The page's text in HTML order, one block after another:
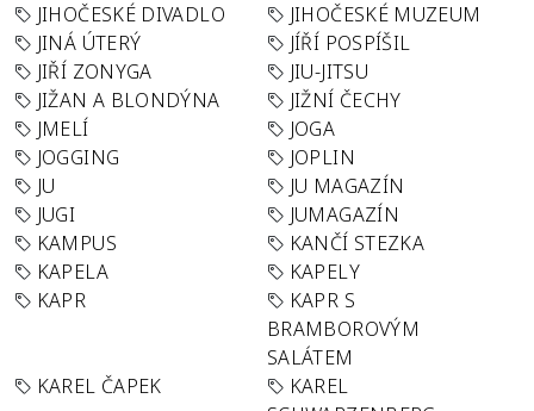
JIHOČESKÉ DIVADLO
JIHOČESKÉ MUZEUM
JINÁ ÚTERÝ
JÍŘÍ POSPÍŠIL
JIŘÍ ZONYGA
JIU-JITSU
JIŽAN A BLONDÝNA
JIŽNÍ ČECHY
JMELÍ
JOGA
JOGGING
JOPLIN
JU
JU MAGAZÍN
JUGI
JUMAGAZÍN
KAMPUS
KANČÍ STEZKA
KAPELA
KAPELY
KAPR
KAPR S
BRAMBOROVÝM
SALÁTEM
KAREL ČAPEK
KAREL